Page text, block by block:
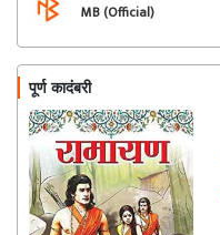
MB (Official)
पूर्ण कादंबरी